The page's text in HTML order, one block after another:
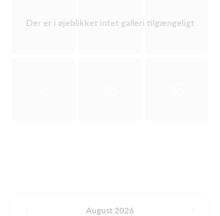
Der er i øjeblikket intet galleri tilgængeligt
August 2026